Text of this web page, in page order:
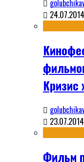
24.07.2014
Кризис
23.07.2014
Фильм